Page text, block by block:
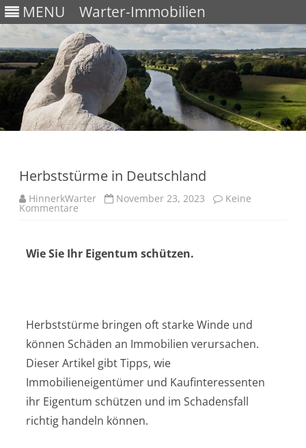
MENU Warter-Immobilien
Herbststürme in Deutschland
HinnerkWarter November 23, 2023 Keine
Kommentare
Wie Sie Ihr Eigentum schützen.
Herbststürme bringen oft starke Winde und
können Schäden an Immobilien verursachen.
Dieser Artikel gibt Tipps, wie
Immobilieneigentümer und Kaufinteressenten
ihr Eigentum schützen und im Schadensfall
richtig handeln können.